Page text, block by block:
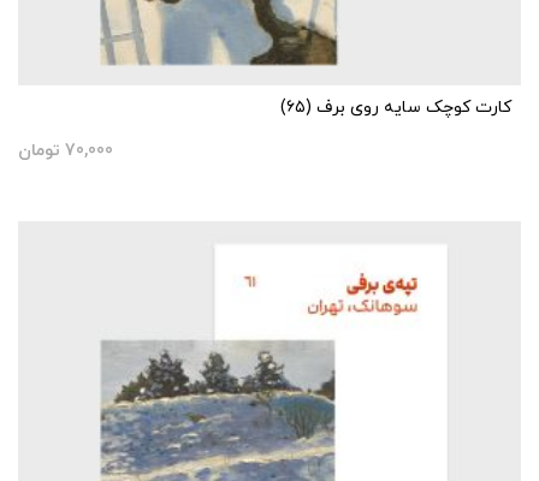
کارت کوچک سایه روی برف (۶۵)
70,000 تومان